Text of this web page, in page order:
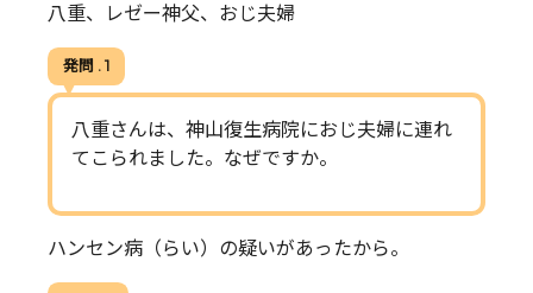
八重、レゼー神父、おじ夫婦
発問 . 1
八重さんは、神山復生病院におじ夫婦に連れ
てこられました。なぜですか。
ハンセン病（らい）の疑いがあったから。